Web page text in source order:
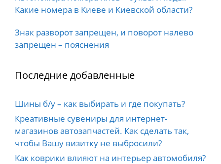
Какие номера в Киеве и Киевской области?
Знак разворот запрещен, и поворот налево
запрещен – пояснения
Последние добавленные
Шины б/у – как выбирать и где покупать?
Креативные сувениры для интернет-
магазинов автозапчастей. Как сделать так,
чтобы Вашу визитку не выбросили?
Как коврики влияют на интерьер автомобиля?